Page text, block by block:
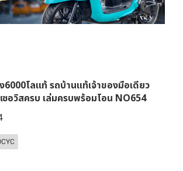
6000โลแท้ รถบ้านแท้เจ้าของมือเดียว
อวิสครบ เล่มครบพร้อมโอน NO654